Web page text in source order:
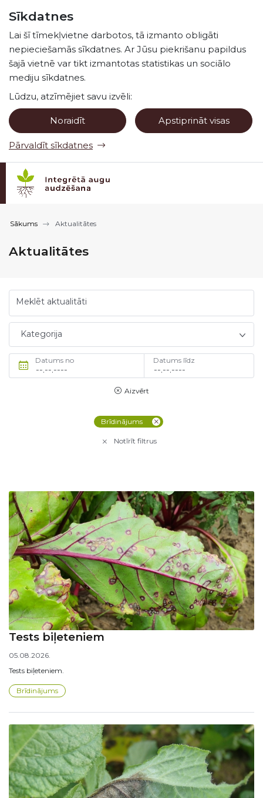
Sīkdatnes
Lai šī tīmekļvietne darbotos, tā izmanto obligāti
nepieciešamās sīkdatnes. Ar Jūsu piekrišanu papildus
šajā vietnē var tikt izmantotas statistikas un sociālo
mediju sīkdatnes.
Lūdzu, atzīmējiet savu izvēli:
Noraidīt Apstiprināt visas
Pārvaldīt sīkdatnes
Sākums Aktualitātes
Aktualitātes
Meklēt aktualitāti
Kategorija
Datums no Datums līdz
Aizvērt
Brīdinājums
Notīrīt filtrus
Tests biļeteniem
05.08.2026.
Tests biļeteniem.
Brīdinājums